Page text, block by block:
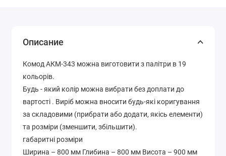
Описание
Комод АКМ-343 можна виготовити з палітри в 19
кольорів.
Будь - який колір можна вибрати без доплати до
вартості . Виріб можна вносити будь-які коригування
за складовими (прибрати або додати, якісь елементи)
та розміри (зменшити, збільшити).
габаритні розміри
Ширина – 800 мм Глибина – 800 мм Висота – 900 мм